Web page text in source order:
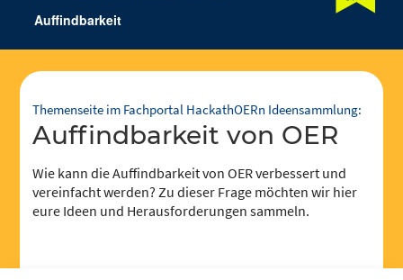
Auffindbarkeit
Themenseite im Fachportal HackathOERn Ideensammlung:
Auffindbarkeit von OER
Wie kann die Auffindbarkeit von OER verbessert und
vereinfacht werden? Zu dieser Frage möchten wir hier
eure Ideen und Herausforderungen sammeln.